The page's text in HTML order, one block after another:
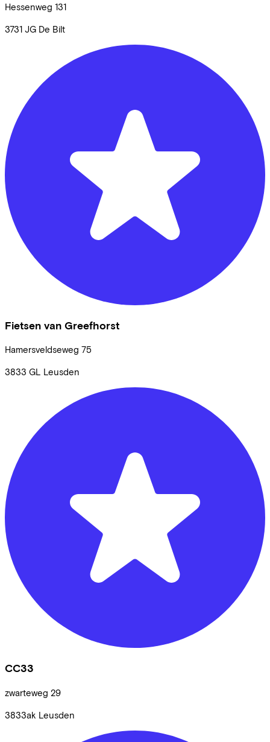
Hessenweg 131
3731 JG De Bilt
Fietsen van Greefhorst
Hamersveldseweg 75
3833 GL Leusden
CC33
zwarteweg 29
3833ak Leusden